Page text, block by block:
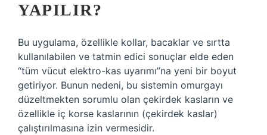
YAPILIR?
Bu uygulama, özellikle kollar, bacaklar ve sırtta
kullanılabilen ve tatmin edici sonuçlar elde eden
“tüm vücut elektro-kas uyarımı”na yeni bir boyut
getiriyor. Bunun nedeni, bu sistemin omurgayı
düzeltmekten sorumlu olan çekirdek kasların ve
özellikle iç korse kaslarının (çekirdek kaslar)
çalıştırılmasına izin vermesidir.